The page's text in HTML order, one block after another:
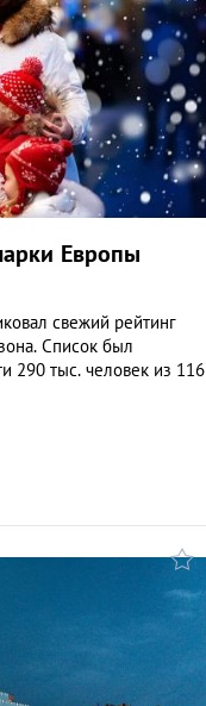
Европы
свежий рейтинг
Список был
290 тыс. человек из 116